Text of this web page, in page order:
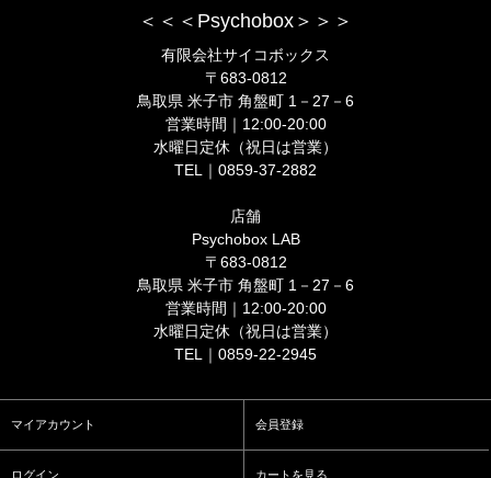
＜＜＜Psychobox＞＞＞
有限会社サイコボックス
〒683-0812
鳥取県 米子市 角盤町 1－27－6
営業時間｜12:00-20:00
水曜日定休（祝日は営業）
TEL｜0859-37-2882
店舗
Psychobox LAB
〒683-0812
鳥取県 米子市 角盤町 1－27－6
営業時間｜12:00-20:00
水曜日定休（祝日は営業）
TEL｜0859-22-2945
マイアカウント 会員登録
ログイン カートを見る